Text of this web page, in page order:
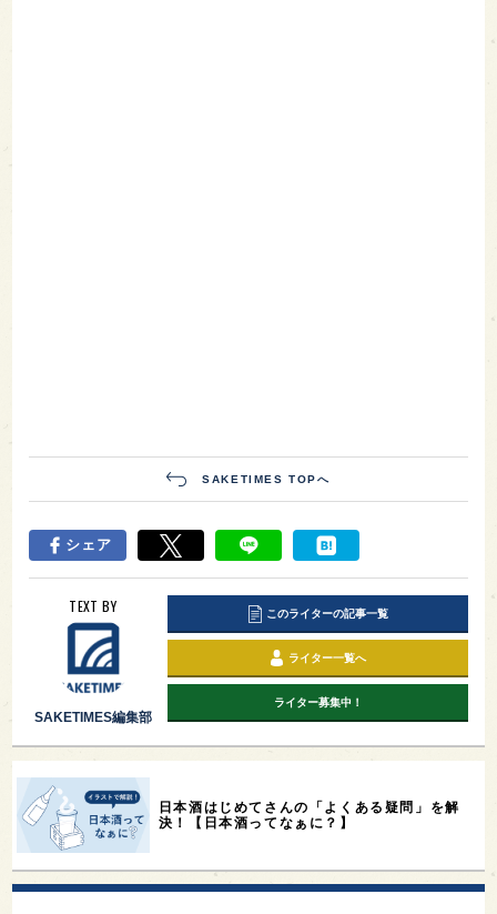
SAKETIMES TOPへ
シェア
TEXT BY
SAKETIMES編集部
このライターの記事一覧
ライター一覧へ
ライター募集中！
日本酒はじめてさんの「よくある疑問」を解
決！【日本酒ってなぁに？】